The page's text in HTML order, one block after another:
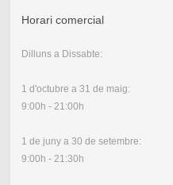
Horari comercial
Dilluns a Dissabte:
1 d'octubre a 31 de maig:
9:00h - 21:00h
1 de juny a 30 de setembre:
9:00h - 21:30h